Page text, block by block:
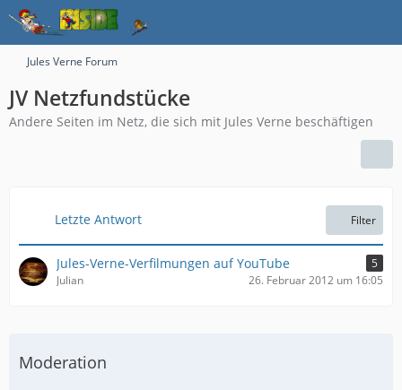
Jules Verne Forum
JV Netzfundstücke
Andere Seiten im Netz, die sich mit Jules Verne beschäftigen
Letzte Antwort Filter
Jules-Verne-Verfilmungen auf YouTube
5
Julian
26. Februar 2012 um 16:05
Moderation